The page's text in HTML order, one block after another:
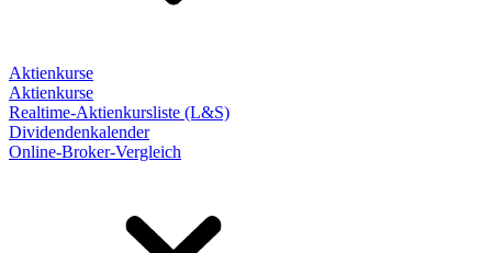
Aktienkurse
Aktienkurse
Realtime-Aktienkursliste (L&S)
Dividendenkalender
Online-Broker-Vergleich